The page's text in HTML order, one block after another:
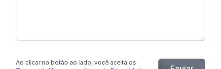
Ao clicar no botão ao lado, você aceita os